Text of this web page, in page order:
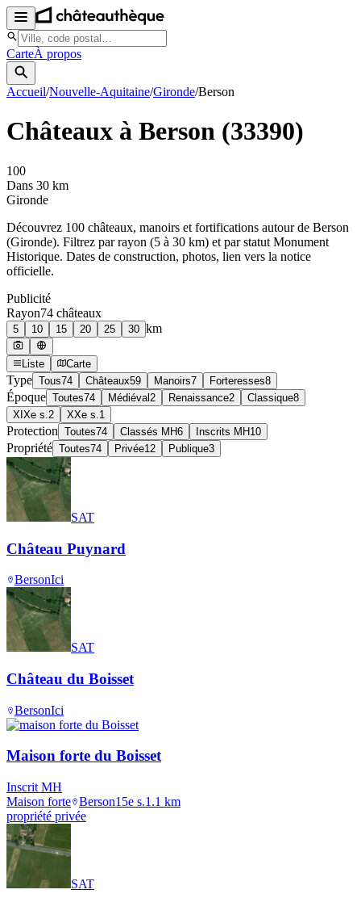
CarteÀ propos
Accueil/Nouvelle-Aquitaine/Gironde/Berson
Châteaux à Berson (33390)
100
Dans 30 km
Gironde
Découvrez 100 châteaux, manoirs et fortifications autour de Berson
(Gironde). Filtrez par rayon (5 à 30 km) et par statut Monument
Historique. Dates de construction, photos, lien vers la notice
officielle.
Publicité
Rayon74 châteaux
5 10 15 20 25 30 km
Liste Carte
Type Tous74 Châteaux59 Manoirs7 Forteresses8
Époque Toutes74 Médiéval 2 Renaissance2 Classique8
XIXe s. 2 XXe s. 1
Protection Toutes74 Classés MH6 Inscrits MH10
Propriété Toutes74 Privée12 Publique3
SAT
Château Puynard
BersonIci
SAT
Château du Boisset
BersonIci
Maison forte du Boisset
Inscrit MH
Maison forte Berson15e s.1.1 km
propriété privée
SAT